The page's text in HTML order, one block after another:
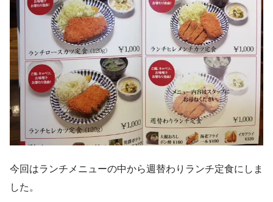
今回はランチメニューの中から週替わりランチ定食にしま
した。